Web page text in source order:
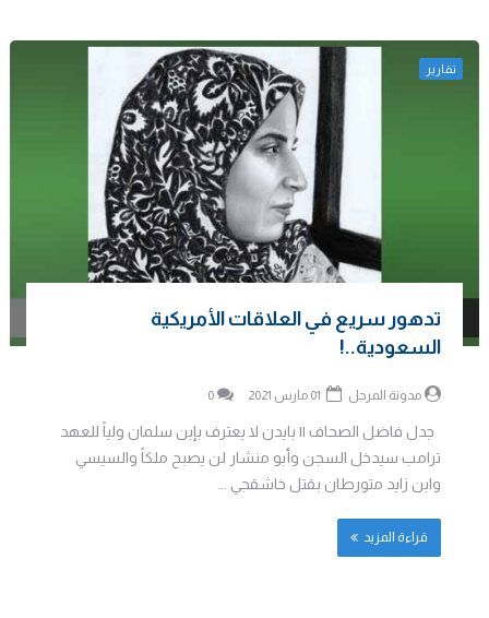
تقارير
تدهور سريع في العلاقات الأمريكية
السعودية..!
مدونة المرجل 0
جدل فاضل الصحاف || بايدن لا يعترف بإبن سلمان ولياً للعهد
ترامب سيدخل السجن وأبو منشار لن يصبح ملكاً والسيسي
وابن زايد متورطان بقتل خاشقجي ...
قراءة المزيد